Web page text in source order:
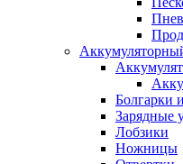
Зарядные
Лобзики
Ножницы